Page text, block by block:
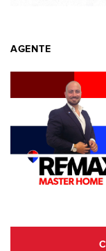
AGENTE